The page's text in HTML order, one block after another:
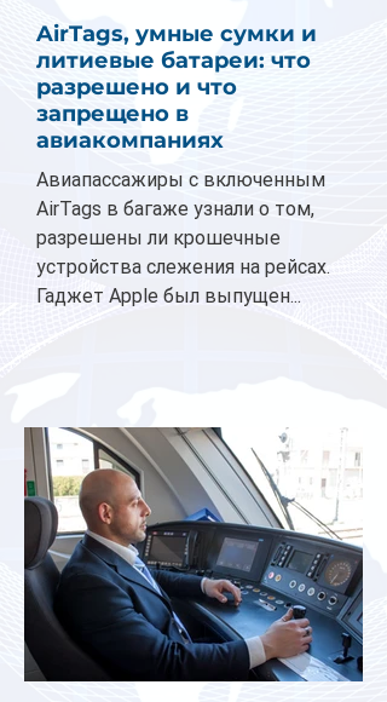
AirTags, умные сумки и
литиевые батареи: что
разрешено и что
запрещено в
авиакомпаниях
Авиапассажиры с включенным
AirTags в багаже узнали о том,
разрешены ли крошечные
устройства слежения на рейсах.
Гаджет Apple был выпущен...